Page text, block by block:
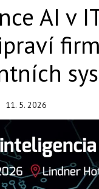
AI v
11. 5. 2026